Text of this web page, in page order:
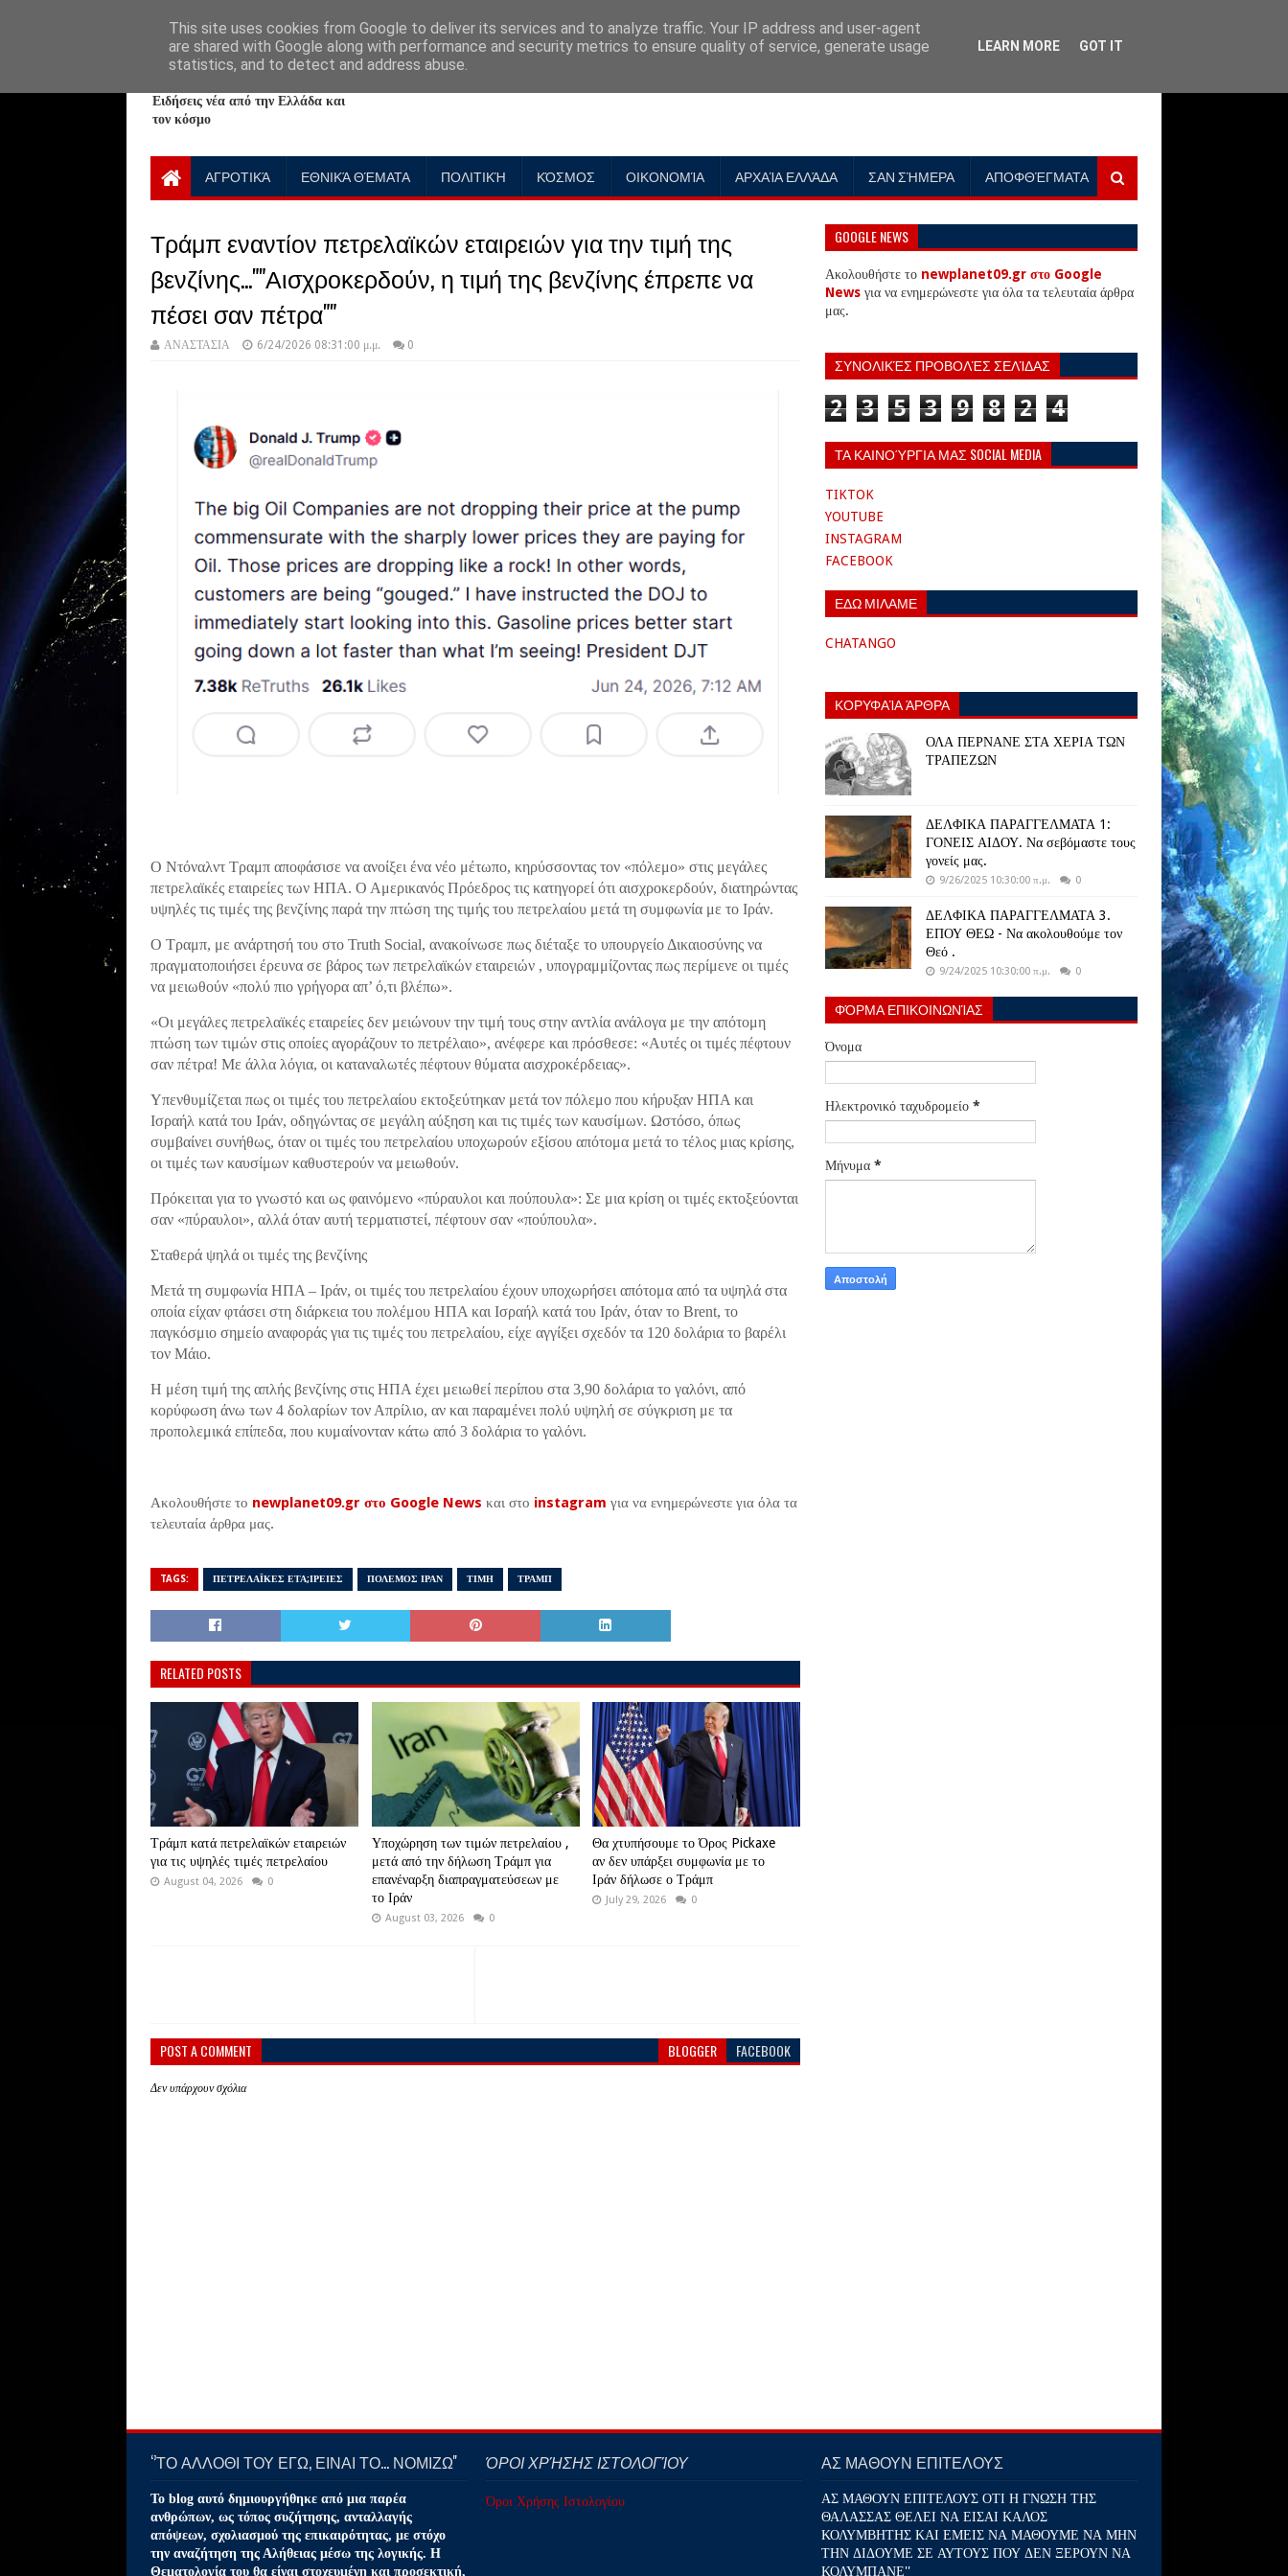
NewPlanet09
Ειδήσεις νέα από την Ελλάδα και
τον κόσμο
ΑΓΡΟΤΙΚΆ ΕΘΝΙΚΆ ΘΈΜΑΤΑ ΠΟΛΙΤΙΚΉ ΚΌΣΜΟΣ ΟΙΚΟΝΟΜΊΑ ΑΡΧΑΊΑ ΕΛΛΆΔΑ ΣΑΝ ΣΉΜΕΡΑ ΑΠΟΦΘΈΓΜΑΤΑ
Τράμπ εναντίον πετρελαϊκών εταιρειών για την τιμή της
βενζίνης...""Αισχροκερδούν, η τιμή της βενζίνης έπρεπε να
πέσει σαν πέτρα""
ΑΝΑΣΤΑΣΙΑ 6/24/2026 08:31:00 μ.μ. 0
Ο Ντόναλντ Τραμπ αποφάσισε να ανοίξει ένα νέο μέτωπο, κηρύσσοντας τον «πόλεμο» στις μεγάλες
πετρελαϊκές εταιρείες των ΗΠΑ. Ο Αμερικανός Πρόεδρος τις κατηγορεί ότι αισχροκερδούν, διατηρώντας
υψηλές τις τιμές της βενζίνης παρά την πτώση της τιμής του πετρελαίου μετά τη συμφωνία με το Ιράν.
Ο Τραμπ, με ανάρτησή του στο Truth Social, ανακοίνωσε πως διέταξε το υπουργείο Δικαιοσύνης να
πραγματοποιήσει έρευνα σε βάρος των πετρελαϊκών εταιρειών , υπογραμμίζοντας πως περίμενε οι τιμές
να μειωθούν «πολύ πιο γρήγορα απ’ ό,τι βλέπω».
«Οι μεγάλες πετρελαϊκές εταιρείες δεν μειώνουν την τιμή τους στην αντλία ανάλογα με την απότομη
πτώση των τιμών στις οποίες αγοράζουν το πετρέλαιο», ανέφερε και πρόσθεσε: «Αυτές οι τιμές πέφτουν
σαν πέτρα! Με άλλα λόγια, οι καταναλωτές πέφτουν θύματα αισχροκέρδειας».
Υπενθυμίζεται πως οι τιμές του πετρελαίου εκτοξεύτηκαν μετά τον πόλεμο που κήρυξαν ΗΠΑ και
Ισραήλ κατά του Ιράν, οδηγώντας σε μεγάλη αύξηση και τις τιμές των καυσίμων. Ωστόσο, όπως
συμβαίνει συνήθως, όταν οι τιμές του πετρελαίου υποχωρούν εξίσου απότομα μετά το τέλος μιας κρίσης,
οι τιμές των καυσίμων καθυστερούν να μειωθούν.
Πρόκειται για το γνωστό και ως φαινόμενο «πύραυλοι και πούπουλα»: Σε μια κρίση οι τιμές εκτοξεύονται
σαν «πύραυλοι», αλλά όταν αυτή τερματιστεί, πέφτουν σαν «πούπουλα».
Σταθερά ψηλά οι τιμές της βενζίνης
Μετά τη συμφωνία ΗΠΑ – Ιράν, οι τιμές του πετρελαίου έχουν υποχωρήσει απότομα από τα υψηλά στα
οποία είχαν φτάσει στη διάρκεια του πολέμου ΗΠΑ και Ισραήλ κατά του Ιράν, όταν το Brent, το
παγκόσμιο σημείο αναφοράς για τις τιμές του πετρελαίου, είχε αγγίξει σχεδόν τα 120 δολάρια το βαρέλι
τον Μάιο.
Η μέση τιμή της απλής βενζίνης στις ΗΠΑ έχει μειωθεί περίπου στα 3,90 δολάρια το γαλόνι, από
κορύφωση άνω των 4 δολαρίων τον Απρίλιο, αν και παραμένει πολύ υψηλή σε σύγκριση με τα
προπολεμικά επίπεδα, που κυμαίνονταν κάτω από 3 δολάρια το γαλόνι.
Ακολουθήστε το newplanet09.gr στο Google News και στο instagram για να ενημερώνεστε για όλα τα
τελευταία άρθρα μας.
TAGS: ΠΕΤΡΕΛΑΪΚΕΣ ΕΤΑ;ΙΡΕΙΕΣ ΠΟΛΕΜΟΣ ΙΡΑΝ ΤΙΜΗ ΤΡΑΜΠ
RELATED POSTS
Τράμπ κατά πετρελαϊκών εταιρειών
για τις υψηλές τιμές πετρελαίου
August 04, 2026 0
Υποχώρηση των τιμών πετρελαίου ,
μετά από την δήλωση Τράμπ για
επανέναρξη διαπραγματεύσεων με
το Ιράν
August 03, 2026 0
Θα χτυπήσουμε το Όρος Pickaxe
αν δεν υπάρξει συμφωνία με το
Ιράν δήλωσε ο Τράμπ
July 29, 2026 0
POST A COMMENT BLOGGER FACEBOOK
Δεν υπάρχουν σχόλια
GOOGLE NEWS
Ακολουθήστε το newplanet09.gr στο Google
News για να ενημερώνεστε για όλα τα τελευταία άρθρα
μας.
ΣΥΝΟΛΙΚΈΣ ΠΡΟΒΟΛΈΣ ΣΕΛΊΔΑΣ
2 3 5 3 9 8 2 4
ΤΑ ΚΑΙΝΟΎΡΓΙΑ ΜΑΣ SOCIAL MEDIA
TIKTOK
YOUTUBE
INSTAGRAM
FACEBOOK
ΕΔΩ ΜΙΛΑΜΕ
CHATANGO
ΚΟΡΥΦΑΊΑ ΆΡΘΡΑ
ΟΛΑ ΠΕΡΝΑΝΕ ΣΤΑ ΧΕΡΙΑ ΤΩΝ
ΤΡΑΠΕΖΩΝ
ΔΕΛΦΙΚΑ ΠΑΡΑΓΓΕΛΜΑΤΑ 1:
ΓΟΝΕΙΣ ΑΙΔΟΥ. Να σεβόμαστε τους
γονείς μας.
9/26/2025 10:30:00 π.μ. 0
ΔΕΛΦΙΚΑ ΠΑΡΑΓΓΕΛΜΑΤΑ 3.
ΕΠΟΥ ΘΕΩ - Να ακολουθούμε τον
Θεό .
9/24/2025 10:30:00 π.μ. 0
ΦΌΡΜΑ ΕΠΙΚΟΙΝΩΝΊΑΣ
Όνομα
Ηλεκτρονικό ταχυδρομείο *
Μήνυμα *
‘’ΤΟ ΑΛΛΟΘΙ ΤΟΥ ΕΓΩ, ΕΙΝΑΙ ΤΟ… ΝΟΜΙΖΩ''
Το blog αυτό δημιουργήθηκε από μια παρέα
ανθρώπων, ως τόπος συζήτησης, ανταλλαγής
απόψεων, σχολιασμού της επικαιρότητας, με στόχο
την αναζήτηση της Αλήθειας μέσω της λογικής. Η
Θεματολογία του θα είναι στοχευμένη και προσεκτική,
ΌΡΟΙ ΧΡΉΣΗΣ ΙΣΤΟΛΟΓΊΟΥ
Όροι Χρήσης Ιστολογίου
ΑΣ ΜΑΘΟΥΝ ΕΠΙΤΕΛΟΥΣ
ΑΣ ΜΑΘΟΥΝ ΕΠΙΤΕΛΟΥΣ ΟΤΙ Η ΓΝΩΣΗ ΤΗΣ
ΘΑΛΑΣΣΑΣ ΘΕΛΕΙ ΝΑ ΕΙΣΑΙ ΚΑΛΟΣ
ΚΟΛΥΜΒΗΤΗΣ ΚΑΙ ΕΜΕΙΣ ΝΑ ΜΑΘΟΥΜΕ ΝΑ ΜΗΝ
ΤΗΝ ΔΙΔΟΥΜΕ ΣΕ ΑΥΤΟΥΣ ΠΟΥ ΔΕΝ ΞΕΡΟΥΝ ΝΑ
ΚΟΛΥΜΠΑΝΕ''
This site uses cookies from Google to deliver its services and to analyze traffic. Your IP address and user-agent
are shared with Google along with performance and security metrics to ensure quality of service, generate usage
statistics, and to detect and address abuse.
LEARN MORE GOT IT